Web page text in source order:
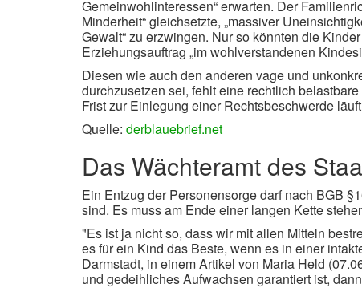
Gemeinwohlinteressen“ erwarten. Der
Minderheit“ gleichsetzte, „massiver
Gewalt“ zu erzwingen. Nur so könnten die
Erziehungsauftrag „im wohlverstandenen
Diesen wie auch den anderen vage und
durchzusetzen sei, fehlt eine rechtlich
Frist zur Einlegung einer Rechtsbeschwerde
Quelle: derblauebrief.net
Das Wächteramt des
Ein Entzug der Personensorge darf nach BGB
sind. Es muss am Ende einer langen Kette
"Es ist ja nicht so, dass wir mit allen Mitteln
es für ein Kind das Beste, wenn es in einer
Darmstadt, in einem Artikel von Maria Held
und gedeihliches Aufwachsen garantiert ist,